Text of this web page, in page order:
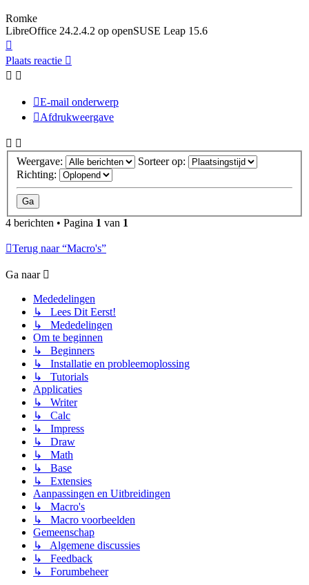
Romke
LibreOffice 24.2.4.2 op openSUSE Leap 15.6
Plaats reactie
E-mail onderwerp
Afdrukweergave
Weergave:
Sorteer op:
Richting:
4 berichten • Pagina 1 van 1
Terug naar “Macro's”
Ga naar
Mededelingen
↳ Lees Dit Eerst!
↳ Mededelingen
Om te beginnen
↳ Beginners
↳ Installatie en probleemoplossing
↳ Tutorials
Applicaties
↳ Writer
↳ Calc
↳ Impress
↳ Draw
↳ Math
↳ Base
↳ Extensies
Aanpassingen en Uitbreidingen
↳ Macro's
↳ Macro voorbeelden
Gemeenschap
↳ Algemene discussies
↳ Feedback
↳ Forumbeheer